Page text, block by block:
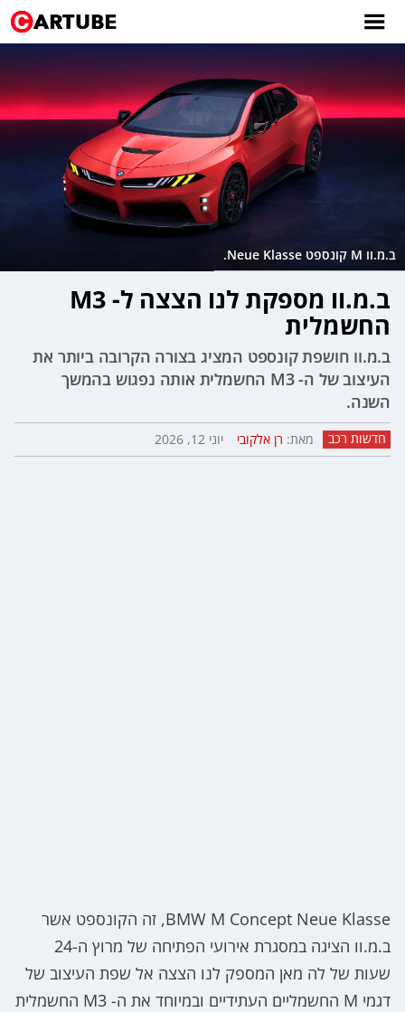
ב.מ.וו M קונספט Neue Klasse.
ב.מ.וו מספקת לנו הצצה ל- M3
החשמלית
ב.מ.וו חושפת קונספט המציג בצורה הקרובה ביותר את
העיצוב של ה- M3 החשמלית אותה נפגוש בהמשך
השנה.
חדשות רכב מאת: רן אלקובי יוני 12, 2026
BMW M Concept Neue Klasse, זה הקונספט אשר
ב.מ.וו הציגה במסגרת אירועי הפתיחה של מרוץ ה-24
שעות של לה מאן המספק לנו הצצה אל שפת העיצוב של
דגמי M החשמליים העתידיים ובמיוחד את ה- M3 החשמלית